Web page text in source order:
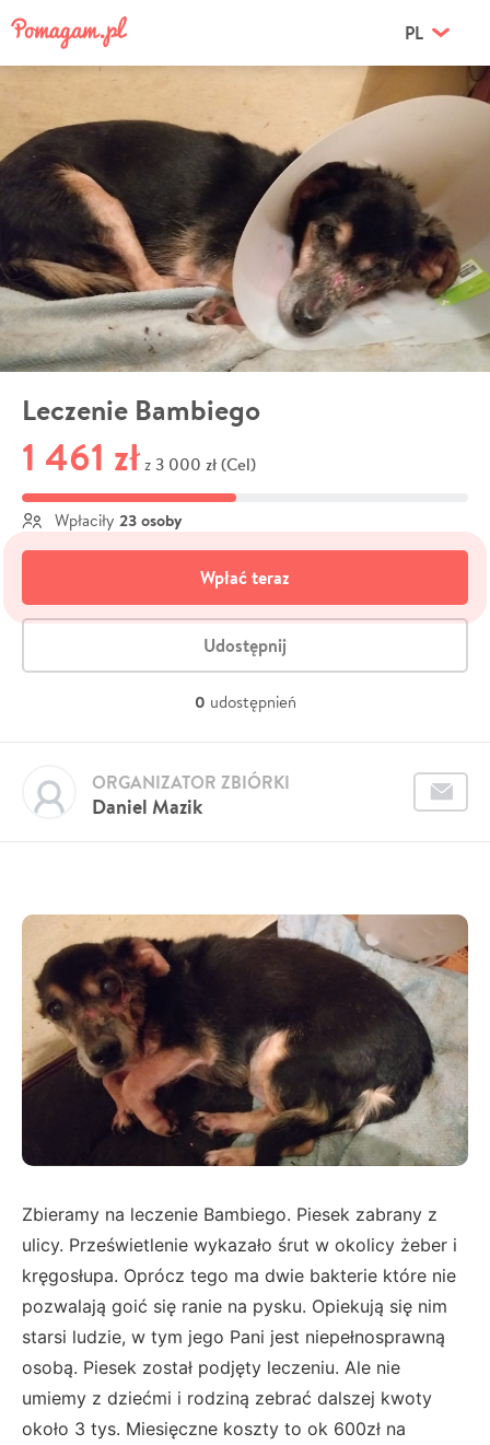
PL
Leczenie Bambiego
1 461 zł z 3 000 zł (Cel)
Wpłaciły 23 osoby
Wpłać teraz
Udostępnij
0 udostępnień
Daniel Mazik
ORGANIZATOR ZBIÓRKI
Zbieramy na leczenie Bambiego. Piesek zabrany z
ulicy. Prześwietlenie wykazało śrut w okolicy żeber i
kręgosłupa. Oprócz tego ma dwie bakterie które nie
pozwalają goić się ranie na pysku. Opiekują się nim
starsi ludzie, w tym jego Pani jest niepełnosprawną
osobą. Piesek został podjęty leczeniu. Ale nie
umiemy z dziećmi i rodziną zebrać dalszej kwoty
około 3 tys. Miesięczne koszty to ok 600zł na